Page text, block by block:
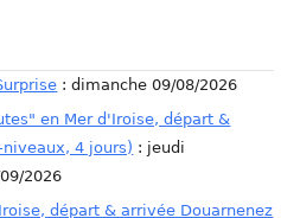
: dimanche 09/08/2026
en Mer d'Iroise, départ &
4 jours) : jeudi
2026
départ & arrivée Douarnenez